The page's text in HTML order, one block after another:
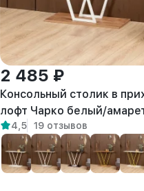
2 485 ₽
Консольный столик в
лофт Чарко белый/
4,5 19 отзывов